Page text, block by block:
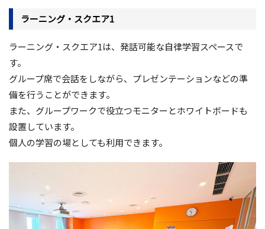
ラーニング・スクエア1
ラーニング・スクエア1は、発話可能な自律学習スペースで
す。
グループ席で会話をしながら、プレゼンテーションなどの準
備を行うことができます。
また、グループワークで役立つモニターとホワイトボードも
設置しています。
個人の学習の場としても利用できます。